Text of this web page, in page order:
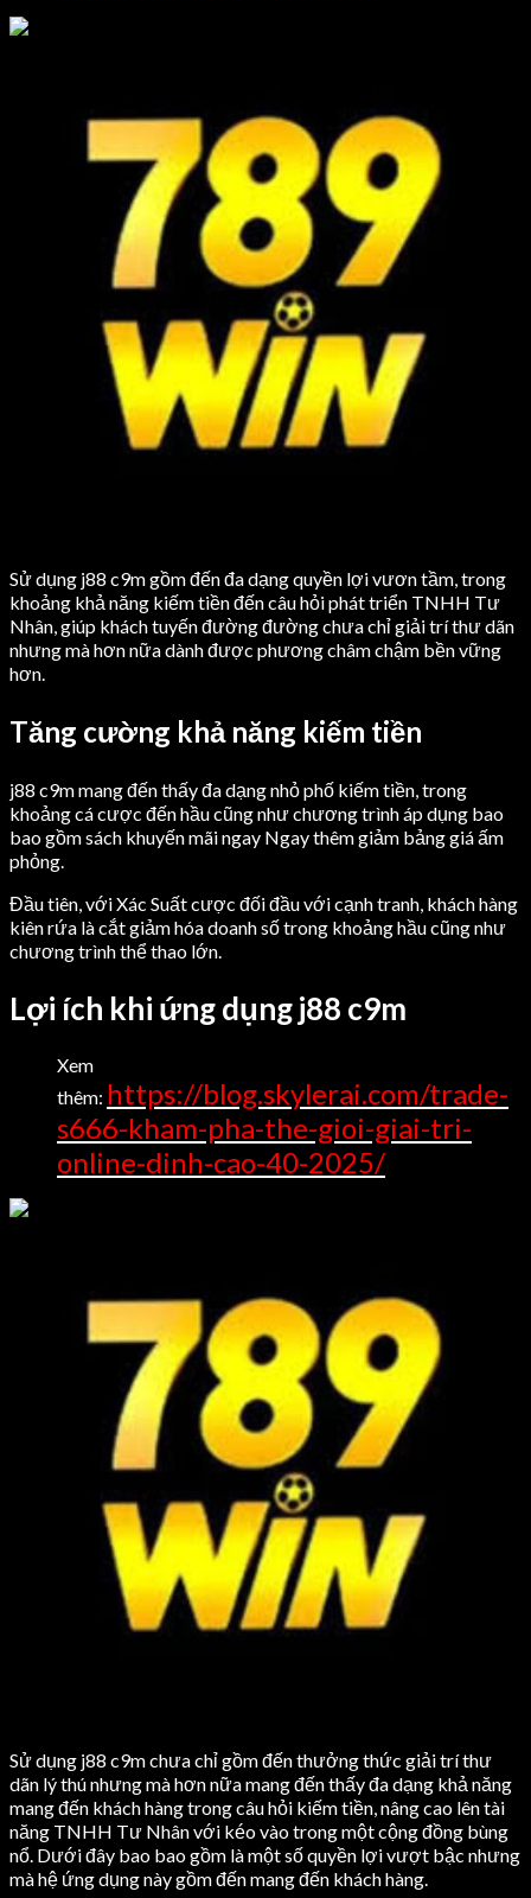
Sử dụng j88 c9m gồm đến đa dạng quyền lợi vươn tầm, trong
khoảng khả năng kiếm tiền đến câu hỏi phát triển TNHH Tư
Nhân, giúp khách tuyến đường đường chưa chỉ giải trí thư dãn
nhưng mà hơn nữa dành được phương châm chậm bền vững
hơn.
Tăng cường khả năng kiếm tiền
j88 c9m mang đến thấy đa dạng nhỏ phố kiếm tiền, trong
khoảng cá cược đến hầu cũng như chương trình áp dụng bao
bao gồm sách khuyến mãi ngay Ngay thêm giảm bảng giá ấm
phỏng.
Đầu tiên, với Xác Suất cược đối đầu với cạnh tranh, khách hàng
kiên rứa là cắt giảm hóa doanh số trong khoảng hầu cũng như
chương trình thể thao lớn.
Lợi ích khi ứng dụng j88 c9m
Xem
thêm: https://blog.skylerai.com/trade-
s666-kham-pha-the-gioi-giai-tri-
online-dinh-cao-40-2025/
Sử dụng j88 c9m chưa chỉ gồm đến thưởng thức giải trí thư
dãn lý thú nhưng mà hơn nữa mang đến thấy đa dạng khả năng
mang đến khách hàng trong câu hỏi kiếm tiền, nâng cao lên tài
năng TNHH Tư Nhân với kéo vào trong một cộng đồng bùng
nổ. Dưới đây bao bao gồm là một số quyền lợi vượt bậc nhưng
mà hệ ứng dụng này gồm đến mang đến khách hàng.